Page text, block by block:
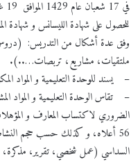
للحصول على شهادة الليسانس و شهادة
وفق عدة أشكال من التدريس:
ملتقيات، مشاريع، تربصات…..).
– يسند للوحدة التعليمية و المواد
– تقاس الوحدة التعليمية و المواد
الضروري لاكتساب المعارف و
56 أعلاه، و كذلك حسب حجم
السداسي (عمل شخصي، تقرير،